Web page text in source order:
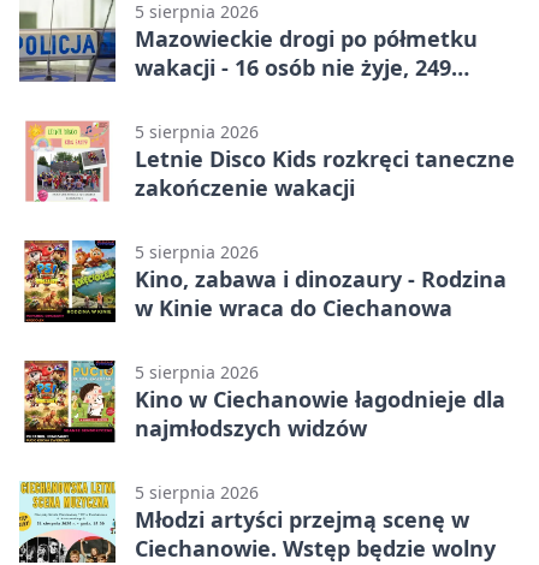
5 sierpnia 2026
Mazowieckie drogi po półmetku
wakacji - 16 osób nie żyje, 249
5 sierpnia 2026
Letnie Disco Kids rozkręci taneczne
zakończenie wakacji
5 sierpnia 2026
Kino, zabawa i dinozaury - Rodzina
w Kinie wraca do Ciechanowa
5 sierpnia 2026
Kino w Ciechanowie łagodnieje dla
najmłodszych widzów
5 sierpnia 2026
Młodzi artyści przejmą scenę w
Ciechanowie. Wstęp będzie wolny